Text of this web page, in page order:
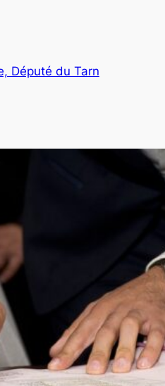
Député du Tarn